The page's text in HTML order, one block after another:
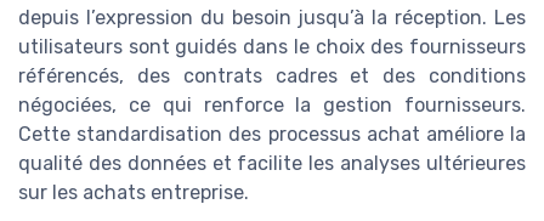
depuis l’expression du besoin jusqu’à la réception. Les
utilisateurs sont guidés dans le choix des fournisseurs
référencés, des contrats cadres et des conditions
négociées, ce qui renforce la gestion fournisseurs.
Cette standardisation des processus achat améliore la
qualité des données et facilite les analyses ultérieures
sur les achats entreprise.